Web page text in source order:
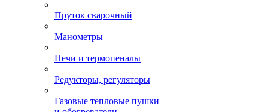
Пруток сварочный
Манометры
Печи и термопеналы
Редукторы, регуляторы
Газовые тепловые пушки